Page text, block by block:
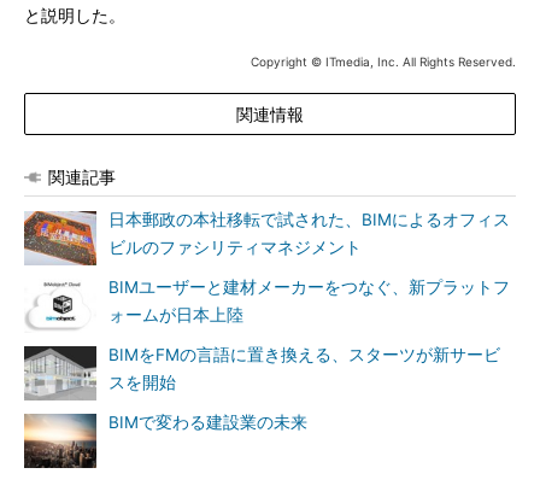
と説明した。
Copyright © ITmedia, Inc. All Rights Reserved.
関連情報
関連記事
日本郵政の本社移転で試された、BIMによるオフィス
ビルのファシリティマネジメント
BIMユーザーと建材メーカーをつなぐ、新プラットフ
ォームが日本上陸
BIMをFMの言語に置き換える、スターツが新サービ
スを開始
BIMで変わる建設業の未来